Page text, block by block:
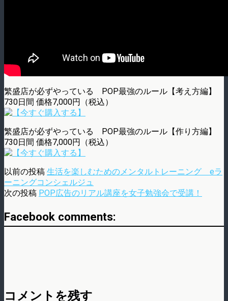
繁盛店が必ずやっている POP最強のルール【考え方編】
730日間 価格7,000円（税込）
繁盛店が必ずやっている POP最強のルール【作り方編】
730日間 価格7,000円（税込）
以前の投稿 生活を楽しむためのメンタルトレーニング eラ
ーニングコンシェルジュ
次の投稿 POP広告のリアル講座を女子勉強会で受講！
Facebook comments:
コメントを残す